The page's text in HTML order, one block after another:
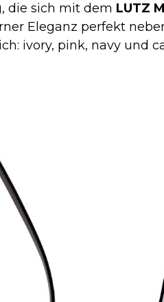
die sich mit dem LUTZ
Eleganz perfekt
ivory, pink, navy und